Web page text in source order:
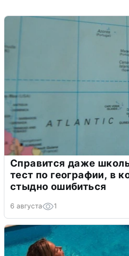
Справится даже
тест по географии, в
стыдно ошибиться
6 августа 1